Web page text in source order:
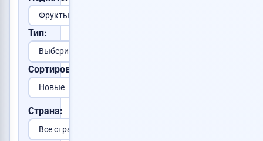
Тип:
Сортировка:
Страна: